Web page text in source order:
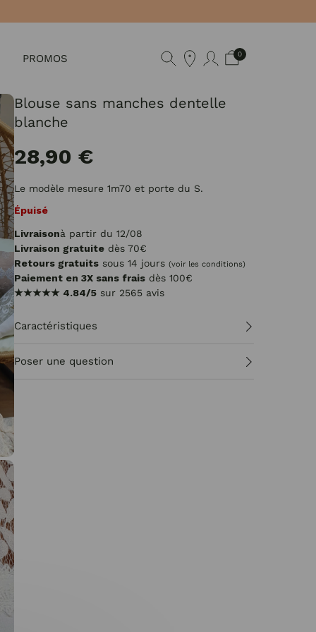
PROMOS 0
Blouse sans manches dentelle
blanche
28,90 €
Le modèle mesure 1m70 et porte du S.
Épuisé
Livraisonà partir du 12/08
Livraison gratuite dès 70€
Retours gratuits sous 14 jours (voir les conditions)
Paiement en 3X sans frais dès 100€
★★★★★ 4.84/5 sur 2565 avis
Caractéristiques
Poser une question